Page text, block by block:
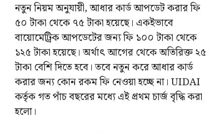
নতুন নিয়ম অনুযায়ী, আধার কার্ড আপডেট করার ফি
৫০ টাকা থেকে ৭৫ টাকা হয়েছে। একইভাবে
বায়োমেট্রিক আপডেটের জন্য ফি ১০০ টাকা থেকে
১২৫ টাকা হয়েছে। অর্থাৎ আগের থেকে অতিরিক্ত ২৫
টাকা বেশি দিতে হবে। তবে নতুন করে আধার কার্ড
করার জন্য কোন রকম ফি নেওয়া হচ্ছে না। UIDAI
কর্তৃক গত পাঁচ বছরের মধ্যে এই প্রথম চার্জ বৃদ্ধি করা
হলো।